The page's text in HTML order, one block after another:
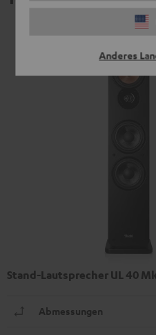
Anderes
Stand-Lautsprecher UL 40
Abmessungen